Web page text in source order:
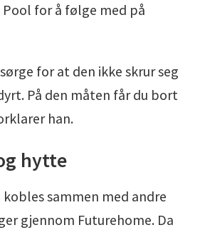
for å følge med på
for at den ikke skrur seg
På den måten får du bort
han.
hytte
sammen med andre
gjennom Futurehome. Da